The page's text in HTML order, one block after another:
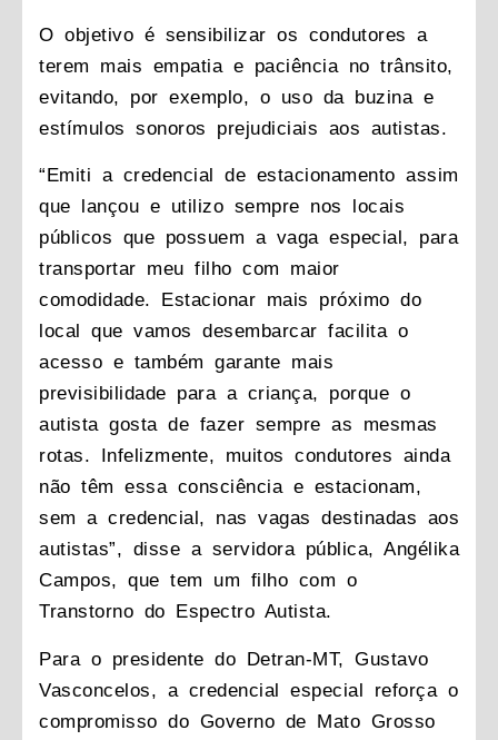
O objetivo é sensibilizar os condutores a
terem mais empatia e paciência no trânsito,
evitando, por exemplo, o uso da buzina e
estímulos sonoros prejudiciais aos autistas.
“Emiti a credencial de estacionamento assim
que lançou e utilizo sempre nos locais
públicos que possuem a vaga especial, para
transportar meu filho com maior
comodidade. Estacionar mais próximo do
local que vamos desembarcar facilita o
acesso e também garante mais
previsibilidade para a criança, porque o
autista gosta de fazer sempre as mesmas
rotas. Infelizmente, muitos condutores ainda
não têm essa consciência e estacionam,
sem a credencial, nas vagas destinadas aos
autistas”, disse a servidora pública, Angélika
Campos, que tem um filho com o
Transtorno do Espectro Autista.
Para o presidente do Detran-MT, Gustavo
Vasconcelos, a credencial especial reforça o
compromisso do Governo de Mato Grosso